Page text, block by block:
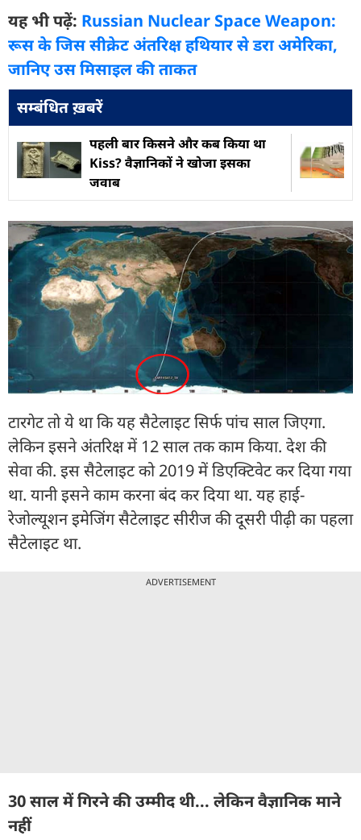
यह भी पढ़ें: Russian Nuclear Space Weapon:
रूस के जिस सीक्रेट अंतरिक्ष हथियार से डरा अमेरिका,
जानिए उस मिसाइल की ताकत
सम्बंधित ख़बरें
पहली बार किसने और कब किया था
Kiss? वैज्ञानिकों ने खोजा इसका
जवाब
टारगेट तो ये था कि यह सैटेलाइट सिर्फ पांच साल जिएगा.
लेकिन इसने अंतरिक्ष में 12 साल तक काम किया. देश की
सेवा की. इस सैटेलाइट को 2019 में डिएक्टिवेट कर दिया गया
था. यानी इसने काम करना बंद कर दिया था. यह हाई-
रेजोल्यूशन इमेजिंग सैटेलाइट सीरीज की दूसरी पीढ़ी का पहला
सैटेलाइट था.
ADVERTISEMENT
30 साल में गिरने की उम्मीद थी... लेकिन वैज्ञानिक माने
नहीं